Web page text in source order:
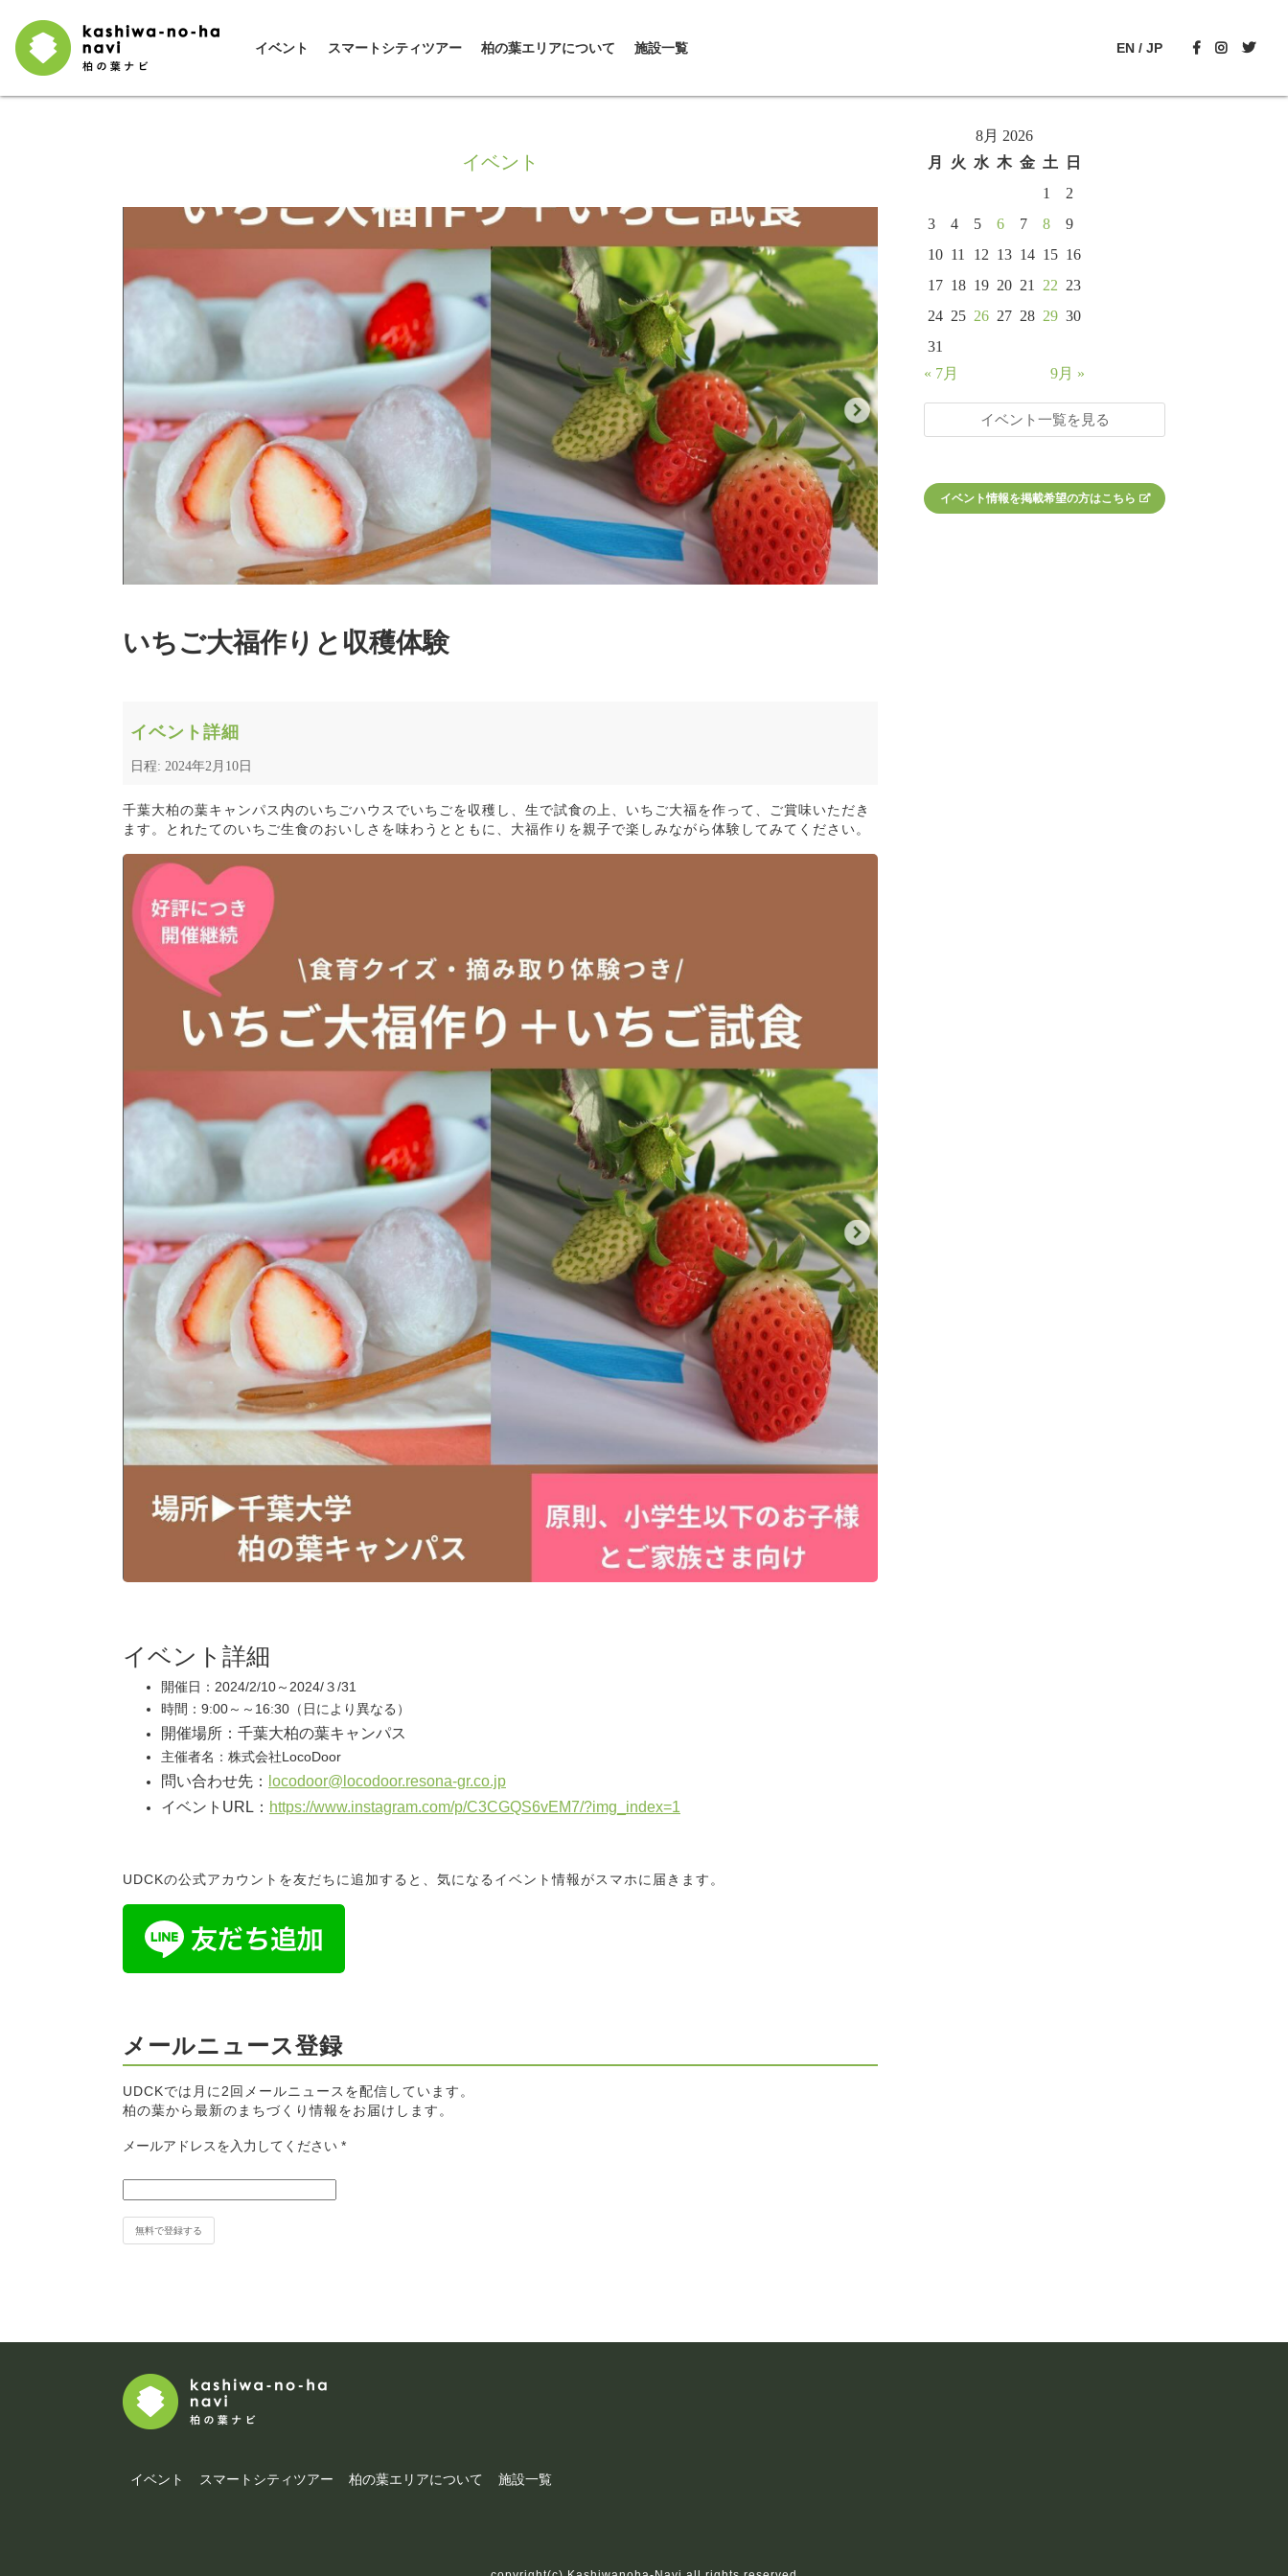
イベント スマートシティツアー 柏の葉エリアについて 施設一覧 EN / JP
イベント
いちご大福作りと収穫体験
イベント詳細
日程: 2024年2月10日
千葉大柏の葉キャンパス内のいちごハウスでいちごを収穫し、生で試食の上、いちご大福を作って、ご賞味いただき
ます。とれたてのいちご生食のおいしさを味わうとともに、大福作りを親子で楽しみながら体験してみてください。
イベント詳細
開催日：2024/2/10～2024/３/31
時間：9:00～～16:30（日により異なる）
開催場所：千葉大柏の葉キャンパス
主催者名：株式会社LocoDoor
問い合わせ先：
locodoor@locodoor.resona-gr.co.jp
イベントURL： https://www.instagram.com/p/C3CGQS6vEM7/?img_index=1
UDCKの公式アカウントを友だちに追加すると、気になるイベント情報がスマホに届きます。
メールニュース登録
UDCKでは月に2回メールニュースを配信しています。
柏の葉から最新のまちづくり情報をお届けします。
メールアドレスを入力してください *
8月 2026
月
火 水 木 金 土
日
1
2
3
4 5 6 7 8
9
10 11 12 13 14 15 16
17 18 19 20 21 22 23
24 25 26 27 28 29 30
31
« 7月
9月 »
イベント一覧を見る
イベント情報を掲載希望の方はこちら
イベント スマートシティツアー 柏の葉エリアについて 施設一覧